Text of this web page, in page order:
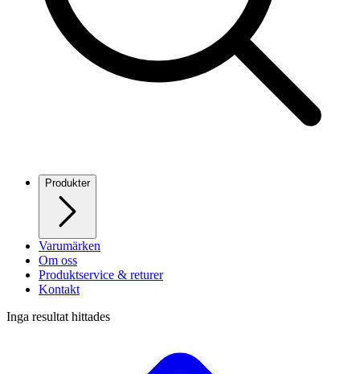
Produkter
Varumärken
Om oss
Produktservice & returer
Kontakt
Inga resultat hittades